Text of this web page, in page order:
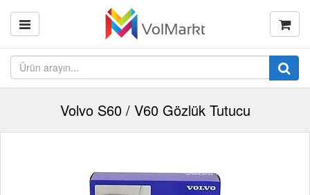
Volvo S60 / V60 Gözlük Tutucu